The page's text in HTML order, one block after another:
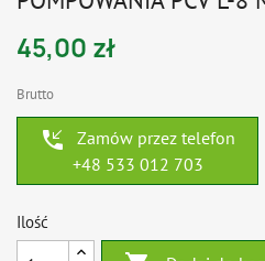
45,00 zł
Brutto
phone_callback
Zamów przez telefon
+48 533 012 703
Ilość